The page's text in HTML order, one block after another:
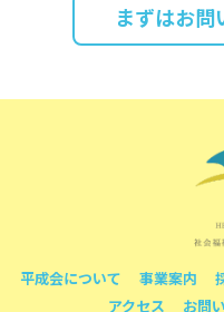
まずはお問
平成会について 事業案内
アクセス
お問